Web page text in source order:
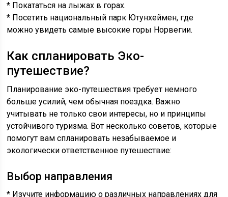
* Покататься на лыжах в горах.
* Посетить национальный парк Ютунхеймен, где
можно увидеть самые высокие горы Норвегии.
Как спланировать Эко-
путешествие?
Планирование эко-путешествия требует немного
больше усилий, чем обычная поездка. Важно
учитывать не только свои интересы, но и принципы
устойчивого туризма. Вот несколько советов, которые
помогут вам спланировать незабываемое и
экологически ответственное путешествие:
Выбор направления
* Изучите информацию о различных направлениях для